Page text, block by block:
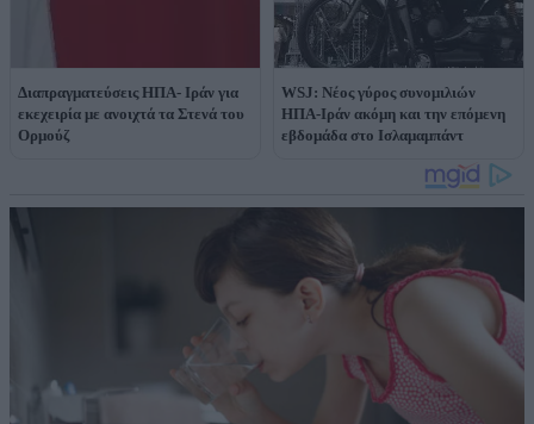
Διαπραγματεύσεις ΗΠΑ- Ιράν για
εκεχειρία με ανοιχτά τα Στενά του
Ορμούζ
WSJ: Νέος γύρος συνομιλιών
ΗΠΑ-Ιράν ακόμη και την επόμενη
εβδομάδα στο Ισλαμαμπάντ